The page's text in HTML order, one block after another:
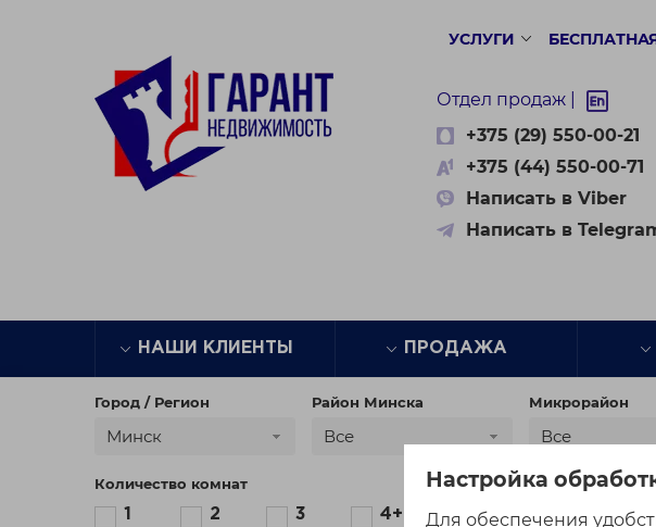
Настройка
Для обеспечения
УСЛУГИ
Отдел продаж |
+375 (29) 550-00-21
+375 (44) 550-00-71
Написать в Viber
Написать в
НАШИ КЛИЕНТЫ ПРОДАЖА
Город / Регион
Минск
Район Минска
Все
Микрорайон
Все
Количество комнат
1 2 3 4+
Цена